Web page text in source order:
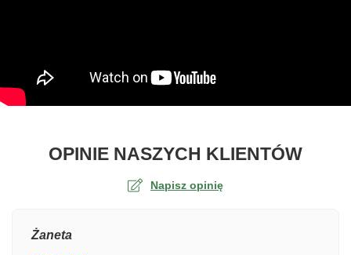
OPINIE NASZYCH KLIENTÓWO
Napisz opinię
Żaneta